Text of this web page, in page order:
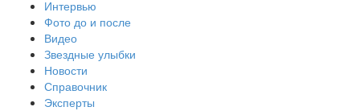
Интервью
Фото до и после
Видео
Звездные улыбки
Новости
Справочник
Эксперты